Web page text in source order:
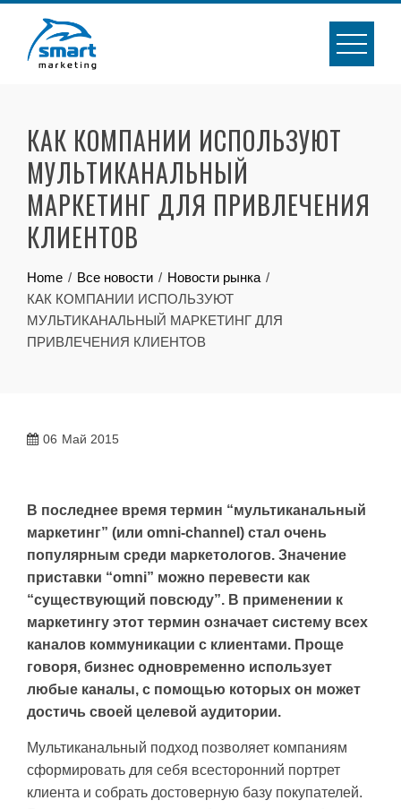
content
КАК КОМПАНИИ ИСПОЛЬЗУЮТ
МУЛЬТИКАНАЛЬНЫЙ
МАРКЕТИНГ ДЛЯ ПРИВЛЕЧЕНИЯ
КЛИЕНТОВ
Home Все новости
Новости рынка
КАК КОМПАНИИ ИСПОЛЬЗУЮТ
МУЛЬТИКАНАЛЬНЫЙ МАРКЕТИНГ ДЛЯ
ПРИВЛЕЧЕНИЯ КЛИЕНТОВ
06 Май 2015
В последнее время термин “мультиканальный
маркетинг” (или omni-channel) стал очень
популярным среди маркетологов. Значение
приставки “omni” можно перевести как
“существующий повсюду”. В применении к
маркетингу этот термин означает систему всех
каналов коммуникации с клиентами. Проще
говоря, бизнес одновременно использует
любые каналы, с помощью которых он может
достичь своей целевой аудитории.
Мультиканальный подход позволяет компаниям
сформировать для себя всесторонний портрет
клиента и собрать достоверную базу покупателей.